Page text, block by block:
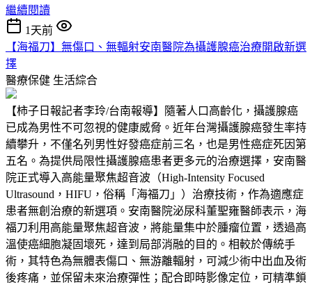
繼續閱讀
1天前
【海福刀】無傷口、無輻射安南醫院為攝護腺癌治療開啟新選
擇
醫療保健 生活綜合
【柿子日報記者李玲/台南報導】隨著人口高齡化，攝護腺癌
已成為男性不可忽視的健康威脅。近年台灣攝護腺癌發生率持
續攀升，不僅名列男性好發癌症前三名，也是男性癌症死因第
五名。為提供局限性攝護腺癌患者更多元的治療選擇，安南醫
院正式導入高能量聚焦超音波（High-Intensity Focused
Ultrasound，HIFU，俗稱「海福刀」）治療技術，作為適應症
患者無創治療的新選項。安南醫院泌尿科董聖雍醫師表示，海
福刀利用高能量聚焦超音波，將能量集中於腫瘤位置，透過高
溫使癌細胞凝固壞死，達到局部消融的目的。相較於傳統手
術，其特色為無體表傷口、無游離輻射，可減少術中出血及術
後疼痛，並保留未來治療彈性；配合即時影像定位，可精準鎖